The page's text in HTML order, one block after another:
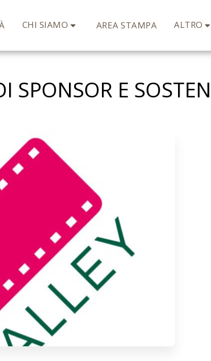
CHI SIAMO AREA STAMPA ALTRO
SPONSOR E